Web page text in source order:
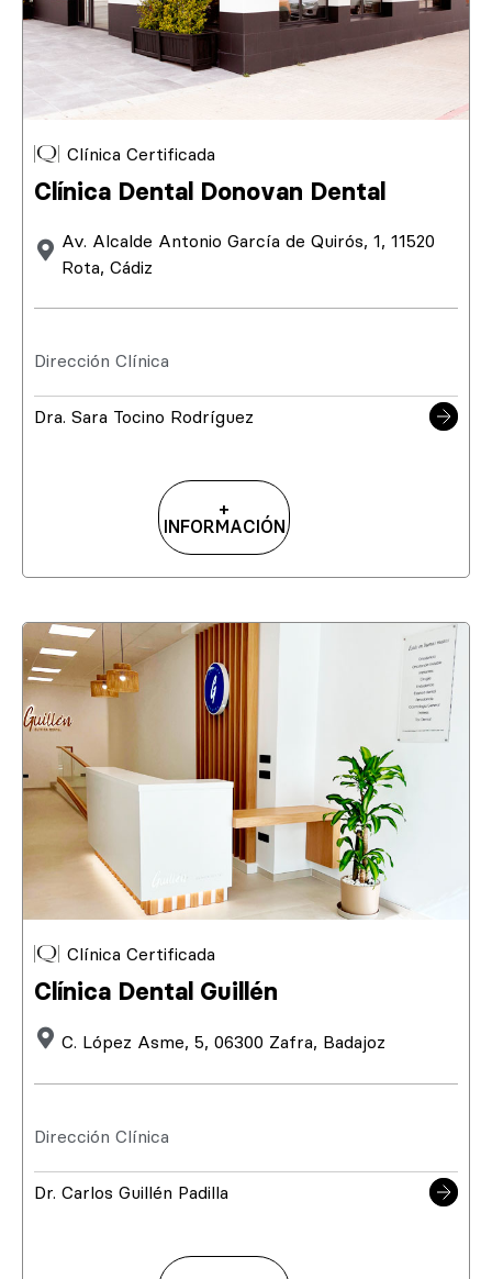
Clínica Certificada
Clínica Dental Donovan Dental
Av. Alcalde Antonio García de Quirós, 1, 11520
Rota, Cádiz
Dirección Clínica
Dra. Sara Tocino Rodríguez
+
INFORMACIÓN
Clínica Certificada
Clínica Dental Guillén
C. López Asme, 5, 06300 Zafra, Badajoz
Dirección Clínica
Dr. Carlos Guillén Padilla